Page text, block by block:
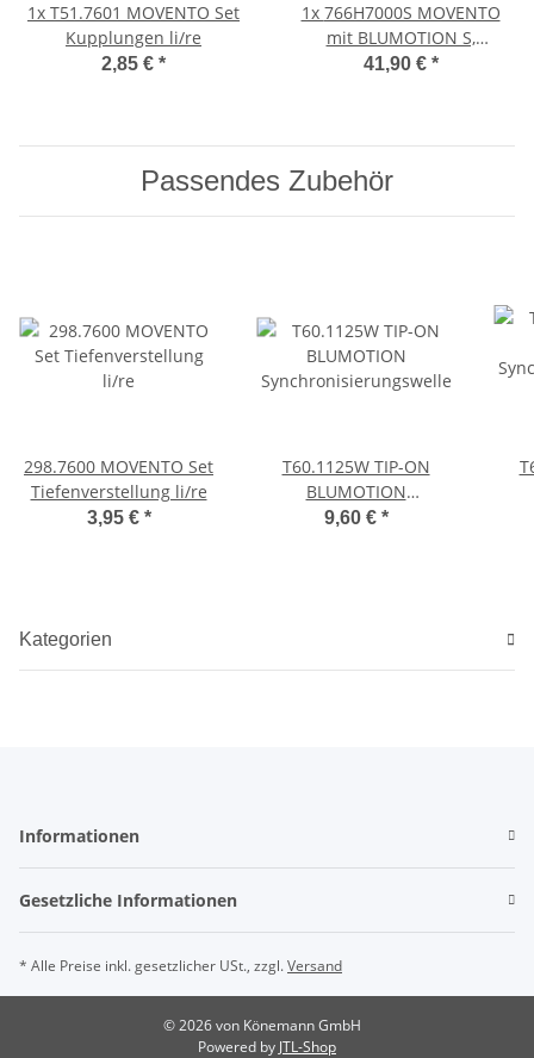
1x T51.7601 MOVENTO Set
Kupplungen li/re
2,85 € *
1x 766H7000S MOVENTO
mit BLUMOTION S,
Vollauszug für
41,90 € *
Passendes Zubehör
298.7600 MOVENTO Set
Tiefenverstellung li/re
3,95 € *
T60.1125W TIP-ON
BLUMOTION
Synchronisierungswelle
9,60 € *
Kategorien
Informationen
Gesetzliche Informationen
* Alle Preise inkl. gesetzlicher USt., zzgl.Versand
© 2026 von Könemann GmbH
Powered by JTL-Shop